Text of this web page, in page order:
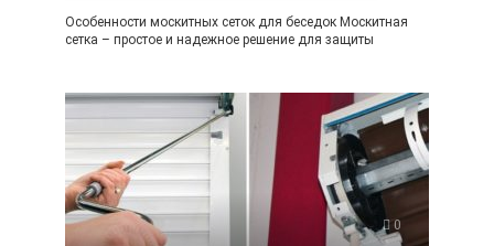
Особенности москитных сеток для беседок Москитная
сетка – простое и надежное решение для защиты
0